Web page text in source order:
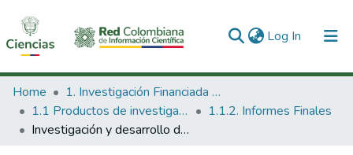
Log In (current)
Communities & Collections
All of DSpace
Home
1. Investigación Financiada con Recursos Públicos
1.1 Productos de investigación
1.1.2. Informes Finales
Investigación y desarrollo de métodos inmunoprofilácticos y de innovación diagnostica a través de síntesis química de moléculas : producción científica : informe final